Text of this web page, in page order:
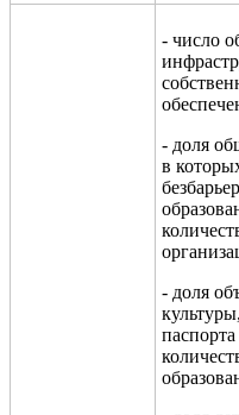
- число
- доля
в
- доля
о